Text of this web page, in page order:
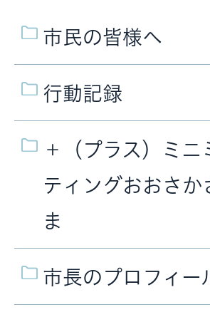
市民の皆様へ
行動記録
＋（プラス）ミニ
ティングおおさか
ま
市長のプロフィー